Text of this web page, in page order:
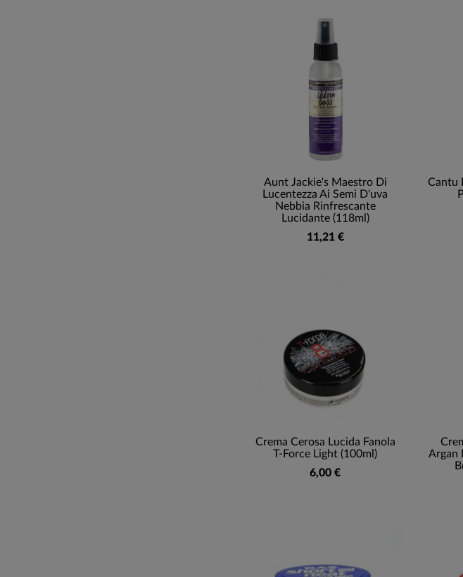
Aunt Jackie's Maestro Di
Lucentezza Ai Semi D'uva
Nebbia Rinfrescante
Lucidante (118ml)
11,21 €
Cantu
Crema Cerosa Lucida Fanola
T-Force Light (100ml)
6,00 €
Argan